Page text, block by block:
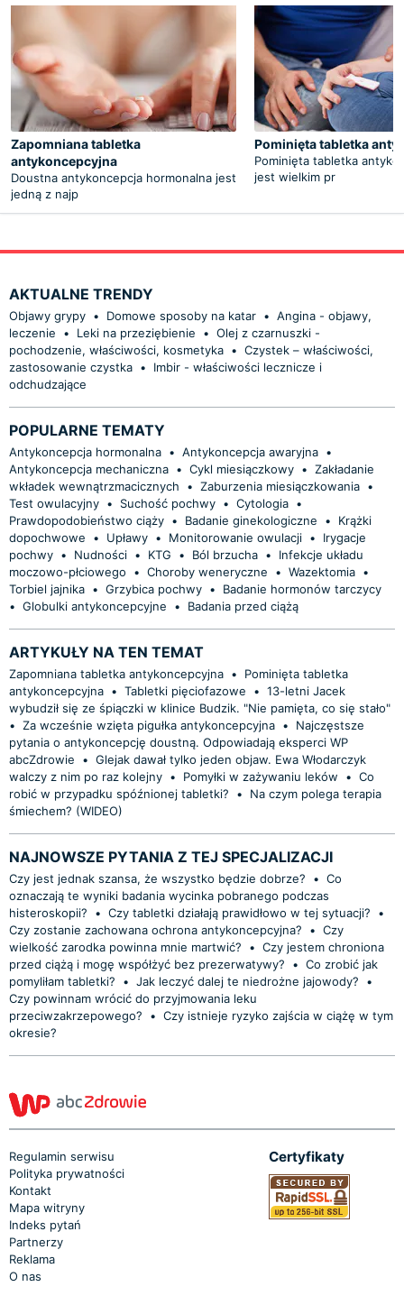
Zapomniana tabletka
antykoncepcyjna
Doustna antykoncepcja hormonalna jest
jedną z najp
Pominięta tabletka
Pominięta tabletka
jest wielkim pr
AKTUALNE TRENDY
Objawy grypy • Domowe sposoby na katar • Angina - objawy,
leczenie
• Leki na przeziębienie • Olej z czarnuszki -
pochodzenie, właściwości, kosmetyka • Czystek – właściwości,
zastosowanie czystka •
Imbir - właściwości lecznicze i
odchudzające
POPULARNE TEMATY
Antykoncepcja hormonalna • Antykoncepcja awaryjna •
Antykoncepcja mechaniczna • Cykl miesiączkowy • Zakładanie
wkładek wewnątrzmacicznych
• Zaburzenia miesiączkowania •
Test owulacyjny • Suchość pochwy • Cytologia •
Prawdopodobieństwo ciąży • Badanie ginekologiczne •
Krążki
dopochwowe
• Upławy • Monitorowanie owulacji •
Irygacje
pochwy • Nudności • KTG • Ból brzucha •
Infekcje układu
moczowo-płciowego
• Choroby weneryczne • Wazektomia •
Torbiel jajnika • Grzybica pochwy •
Badanie hormonów tarczycy
• Globulki antykoncepcyjne • Badania przed ciążą
ARTYKUŁY NA TEN TEMAT
Zapomniana tabletka antykoncepcyjna •
Pominięta tabletka
antykoncepcyjna • Tabletki pięciofazowe • 13-letni Jacek
wybudził się ze śpiączki w klinice Budzik. "Nie pamięta, co się stało"
• Za wcześnie wzięta pigułka antykoncepcyjna •
Najczęstsze
pytania o antykoncepcję doustną. Odpowiadają eksperci WP
abcZdrowie
• Glejak dawał tylko jeden objaw. Ewa Włodarczyk
walczy z nim po raz kolejny • Pomyłki w zażywaniu leków • Co
robić w przypadku spóźnionej tabletki?
•
Na czym polega terapia
śmiechem? (WIDEO)
NAJNOWSZE PYTANIA Z TEJ SPECJALIZACJI
Czy jest jednak szansa, że wszystko będzie dobrze? • Co
oznaczają te wyniki badania wycinka pobranego podczas
histeroskopii?
• Czy tabletki działają prawidłowo w tej sytuacji?
•
Czy zostanie zachowana ochrona antykoncepcyjna?
• Czy
wielkość zarodka powinna mnie martwić?
• Czy jestem chroniona
przed ciążą i mogę współżyć bez prezerwatywy?
• Co zrobić jak
pomyliłam tabletki?
• Jak leczyć dalej te niedrożne jajowody?
•
Czy powinnam wrócić do przyjmowania leku
przeciwzakrzepowego?
• Czy istnieje ryzyko zajścia w ciążę w tym
okresie?
Regulamin serwisu
Polityka prywatności
Kontakt
Mapa witryny
Indeks pytań
Partnerzy
Reklama
O nas
Certyfikaty